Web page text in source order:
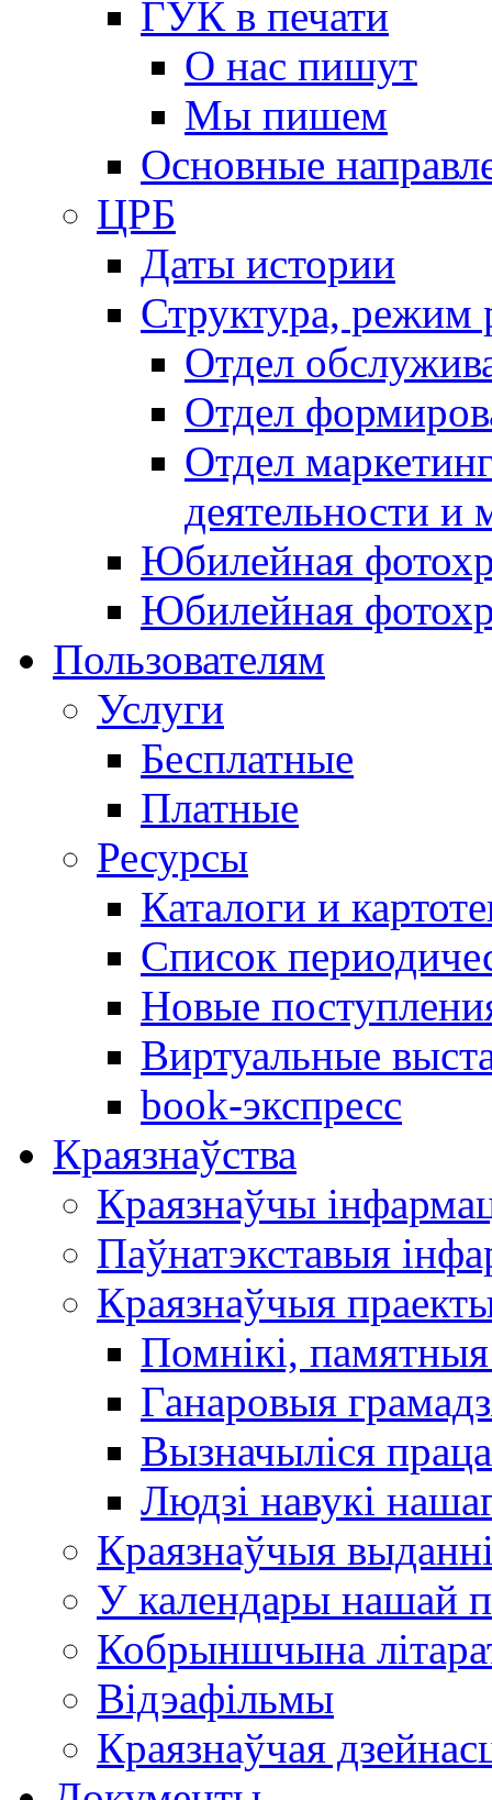
ГУК в печати
О нас пишут
Мы пишем
Основные
ЦРБ
Даты истории
Структура, режим
Отдел
Отдел
Отдел
деятельности и
Юбилейная
Юбилейная
Пользователям
Услуги
Бесплатные
Платные
Ресурсы
Каталоги и
Список
Новые
Виртуальные
book-экспресс
Краязнаўства
Краязнаўчы
Паўнатэкставыя
Краязнаўчыя
Помнікі,
Ганаровыя
Вызначыліся
Людзі навукі
Краязнаўчыя
У календары нашай
Кобрыншчына
Відэафільмы
Краязнаўчая